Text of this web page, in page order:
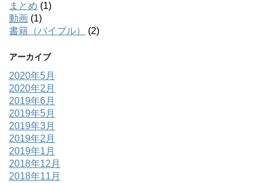
まとめ (1)
動画 (1)
書籍（バイブル）
(2)
アーカイブ
2020年5月
2020年2月
2019年6月
2019年5月
2019年3月
2019年2月
2019年1月
2018年12月
2018年11月